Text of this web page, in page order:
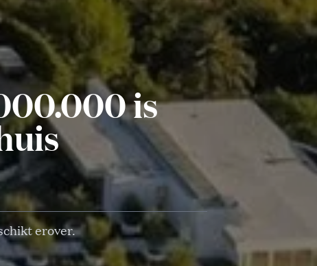
is
erover.